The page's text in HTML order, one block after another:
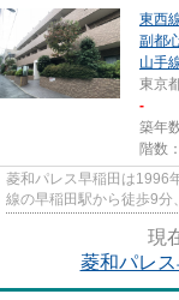
東西
副都
山手
東京
-
築年
階数
菱和パレス早稲田は1996年
線の早稲田駅から徒歩9分
現
菱和パレ